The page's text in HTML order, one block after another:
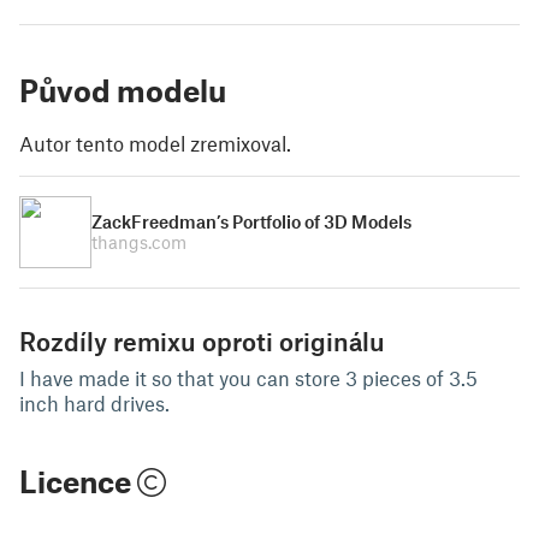
Původ modelu
Autor tento model zremixoval.
ZackFreedman’s Portfolio of 3D Models
thangs.com
Rozdíly remixu oproti originálu
I have made it so that you can store 3 pieces of 3.5
inch hard drives.
Licence